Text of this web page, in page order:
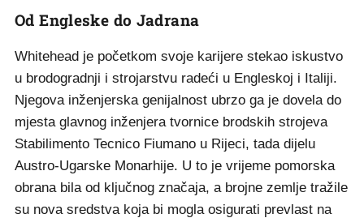
Od Engleske do Jadrana
Whitehead je početkom svoje karijere stekao iskustvo
u brodogradnji i strojarstvu radeći u Engleskoj i Italiji.
Njegova inženjerska genijalnost ubrzo ga je dovela do
mjesta glavnog inženjera tvornice brodskih strojeva
Stabilimento Tecnico Fiumano u Rijeci, tada dijelu
Austro-Ugarske Monarhije. U to je vrijeme pomorska
obrana bila od ključnog značaja, a brojne zemlje tražile
su nova sredstva koja bi mogla osigurati prevlast na